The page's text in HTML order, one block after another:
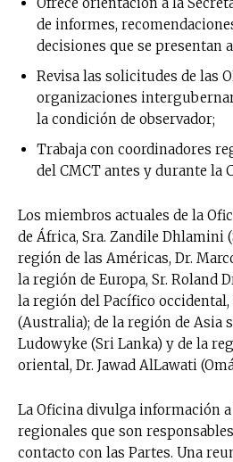
de informes,
decisiones que se presentan a
Revisa las solicitudes de las
organizaciones
la condición de observador;
Trabaja con coordinadores
del CMCT antes y durante la
Los miembros actuales de la
de África, Sra. Zandile Dhlamini
región de las Américas, Dr.
la región de Europa, Sr. Roland
la región del Pacífico occidental,
(Australia); de la región de Asia
Ludowyke (Sri Lanka) y de la
oriental, Dr. Jawad AlLawati
La Oficina divulga información
regionales que son
contacto con las Partes. Una